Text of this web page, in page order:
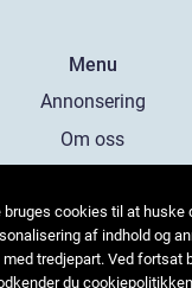
Menu
Annonsering
Om oss
Kontakta oss
Sitemap
bruges cookies til at huske
af indhold og
tredjepart. Ved fortsat
du